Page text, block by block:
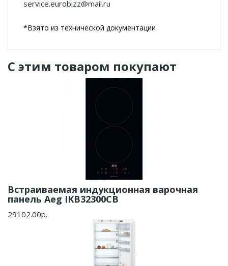
service.eurobizz@mail.ru
*Взято из технической документации
С этим товаром покупают
Встраиваемая индукционная варочная
панель Aeg IKB32300CB
29102.00р.